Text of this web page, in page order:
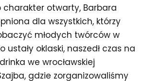
charakter otwarty, Barbara
dla wszystkich, którzy
młodych twórców w
ustały oklaski, naszedł czas na
we wrocławskiej
gdzie zorganizowaliśmy